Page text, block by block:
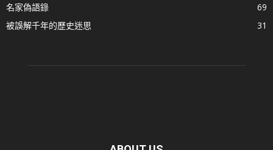
名家偽語錄
69
被誤解千年的歷史迷思
31